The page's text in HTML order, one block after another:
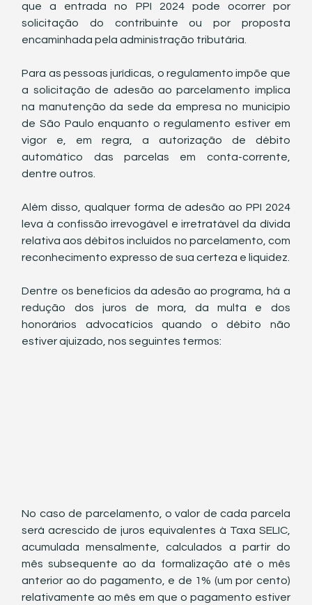
que a entrada no PPI 2024 pode ocorrer por
solicitação do contribuinte ou por proposta
encaminhada pela administração tributária.
Para as pessoas jurídicas, o regulamento impõe que
a solicitação de adesão ao parcelamento implica
na manutenção da sede da empresa no município
de São Paulo enquanto o regulamento estiver em
vigor e, em regra, a autorização de débito
automático das parcelas em conta-corrente,
dentre outros.
Além disso, qualquer forma de adesão ao PPI 2024
leva à confissão irrevogável e irretratável da dívida
relativa aos débitos incluídos no parcelamento, com
reconhecimento expresso de sua certeza e liquidez.
Dentre os benefícios da adesão ao programa, há a
redução dos juros de mora, da multa e dos
honorários advocatícios quando o débito não
estiver ajuizado, nos seguintes termos:
No caso de parcelamento, o valor de cada parcela
será acrescido de juros equivalentes à Taxa SELIC,
acumulada mensalmente, calculados a partir do
mês subsequente ao da formalização até o mês
anterior ao do pagamento, e de 1% (um por cento)
relativamente ao mês em que o pagamento estiver